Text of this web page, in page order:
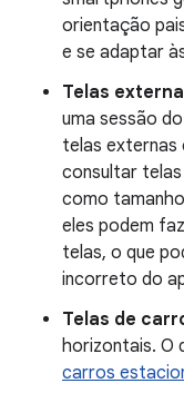
orientação
e se adaptar
Telas
uma sessão
telas externas
consultar
como
eles podem
telas, o que
incorreto do
Telas de
horizontais. O
carros